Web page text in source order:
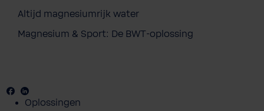
Altijd magnesiumrijk water
Magnesium & Sport: De BWT-oplossing
Facebook
Youtube
Oplossingen